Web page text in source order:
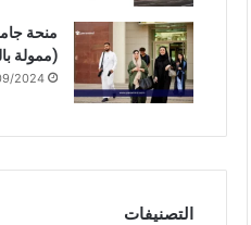
(ممولة
2024
التصنيفات